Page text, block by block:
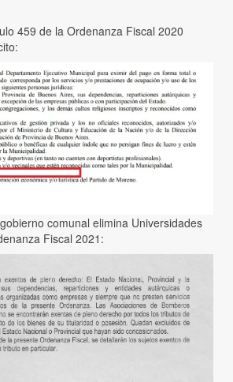
459 de la Ordenanza Fiscal 2020
comunal elimina Universidades
Fiscal 2021: